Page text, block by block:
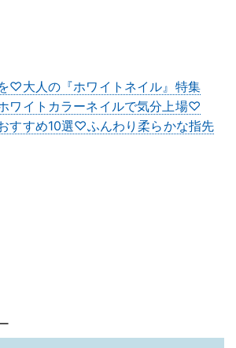
♡大人の『ホワイトネイル』特集
ワイトカラーネイルで気分上場♡
すすめ10選♡ふんわり柔らかな指先